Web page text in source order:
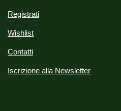
Registrati
Wishlist
Contatti
Iscrizione alla Newsletter